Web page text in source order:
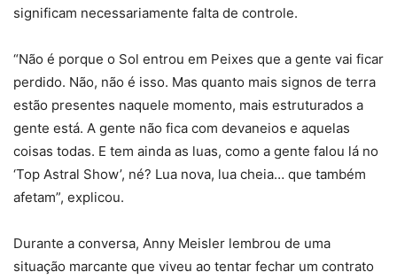
significam necessariamente falta de controle.
“Não é porque o Sol entrou em Peixes que a gente vai ficar
perdido. Não, não é isso. Mas quanto mais signos de terra
estão presentes naquele momento, mais estruturados a
gente está. A gente não fica com devaneios e aquelas
coisas todas. E tem ainda as luas, como a gente falou lá no
‘Top Astral Show’, né? Lua nova, lua cheia… que também
afetam”, explicou.
Durante a conversa, Anny Meisler lembrou de uma
situação marcante que viveu ao tentar fechar um contrato